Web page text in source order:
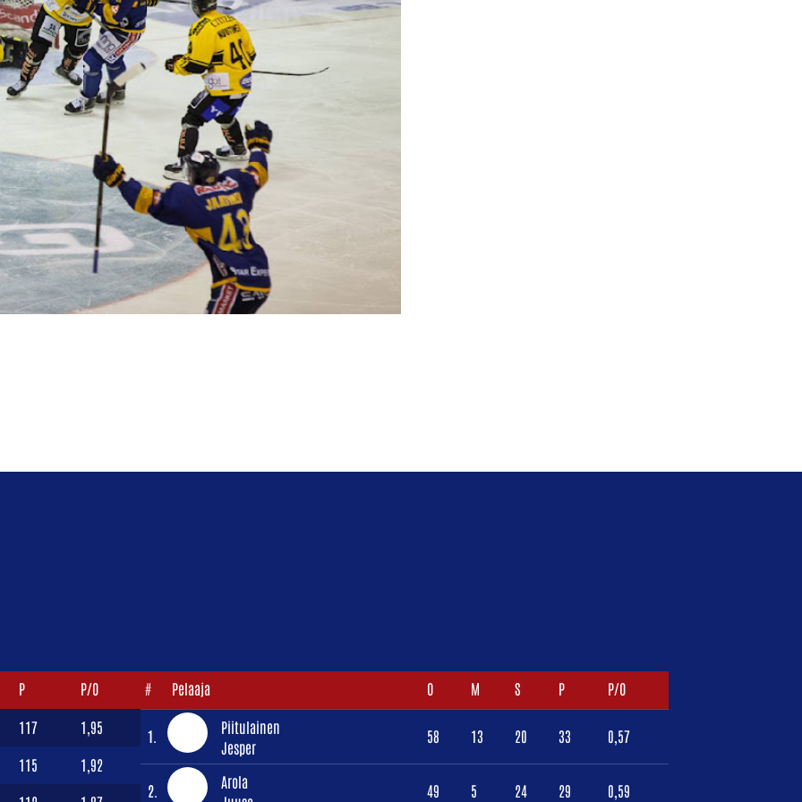
P P/O
117 1,95
115 1,92
# Pelaaja O M S P P/O
1.
Piitulainen
Jesper
58 13 20 33 0,57
2.
Arola
49 5 24 29 0,59